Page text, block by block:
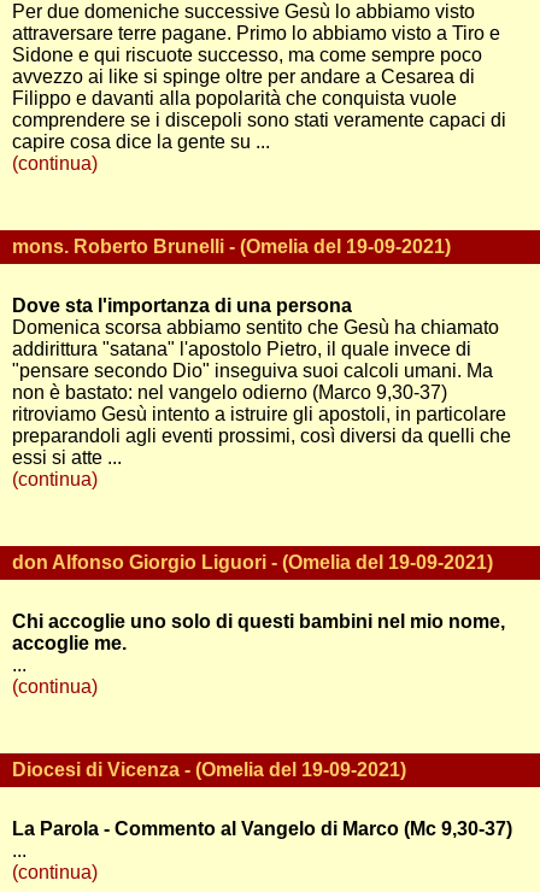
Per due domeniche successive Gesù lo abbiamo visto
attraversare terre pagane. Primo lo abbiamo visto a Tiro e
Sidone e qui riscuote successo, ma come sempre poco
avvezzo ai like si spinge oltre per andare a Cesarea di
Filippo e davanti alla popolarità che conquista vuole
comprendere se i discepoli sono stati veramente capaci di
capire cosa dice la gente su ...
(continua)
mons. Roberto Brunelli - (Omelia del 19-09-2021)
Dove sta l'importanza di una persona
Domenica scorsa abbiamo sentito che Gesù ha chiamato
addirittura "satana" l'apostolo Pietro, il quale invece di
"pensare secondo Dio" inseguiva suoi calcoli umani. Ma
non è bastato: nel vangelo odierno (Marco 9,30-37)
ritroviamo Gesù intento a istruire gli apostoli, in particolare
preparandoli agli eventi prossimi, così diversi da quelli che
essi si atte ...
(continua)
don Alfonso Giorgio Liguori - (Omelia del 19-09-2021)
Chi accoglie uno solo di questi bambini nel mio nome,
accoglie me.
...
(continua)
Diocesi di Vicenza - (Omelia del 19-09-2021)
La Parola - Commento al Vangelo di Marco (Mc 9,30-37)
...
(continua)